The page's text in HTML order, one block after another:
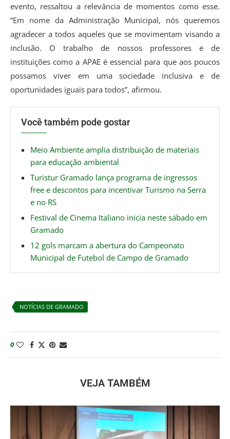
evento, ressaltou a relevância de momentos como esse.
“Em nome da Administração Municipal, nós queremos
agradecer a todos aqueles que se movimentam visando a
inclusão. O trabalho de nossos professores e de
instituições como a APAE é essencial para que aos poucos
possamos viver em uma sociedade inclusiva e de
oportunidades iguais para todos”, afirmou.
Você também pode gostar
Meio Ambiente amplia distribuição de materiais
para educação ambiental
Turistur Gramado lança programa de ingressos
free e descontos para incentivar Turismo na Serra
e no RS
Festival de Cinema Italiano inicia neste sábado em
Gramado
12 gols marcam a abertura do Campeonato
Municipal de Futebol de Campo de Gramado
NOTÍCIAS DE GRAMADO
0
VEJA TAMBÉM